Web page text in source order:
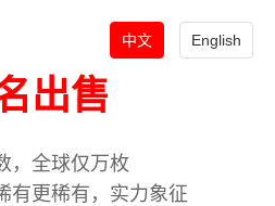
中文 English
出售
，全球仅万枚
有更稀有，实力象征